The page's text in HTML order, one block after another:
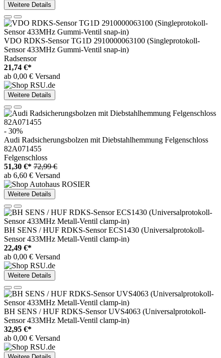
Weitere Details
VDO RDKS-Sensor TG1D 2910000063100 (Singleprotokoll-
Sensor 433MHz Gummi-Ventil snap-in)
Radsensor
21,74 €*
ab 0,00 € Versand
Weitere Details
- 30%
Audi Radsicherungsbolzen mit Diebstahlhemmung Felgenschloss
82A071455
Felgenschloss
51,30 €* 72,99 €
ab 6,60 € Versand
Weitere Details
BH SENS / HUF RDKS-Sensor ECS1430 (Universalprotokoll-
Sensor 433MHz Metall-Ventil clamp-in)
22,49 €*
ab 0,00 € Versand
Weitere Details
BH SENS / HUF RDKS-Sensor UVS4063 (Universalprotokoll-
Sensor 433MHz Metall-Ventil clamp-in)
32,95 €*
ab 0,00 € Versand